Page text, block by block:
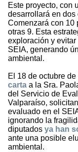
Este proyecto, con
desarrollará en dos
Comenzará con 10
otras 9. Esta
exploración y evitar
SEIA, generando
ambiental.
El 18 de octubre de
carta a la Sra.
del Servicio de
Valparaíso,
evaluado en el
ignorando la
diputados ya han
ante una posible
ambiental.